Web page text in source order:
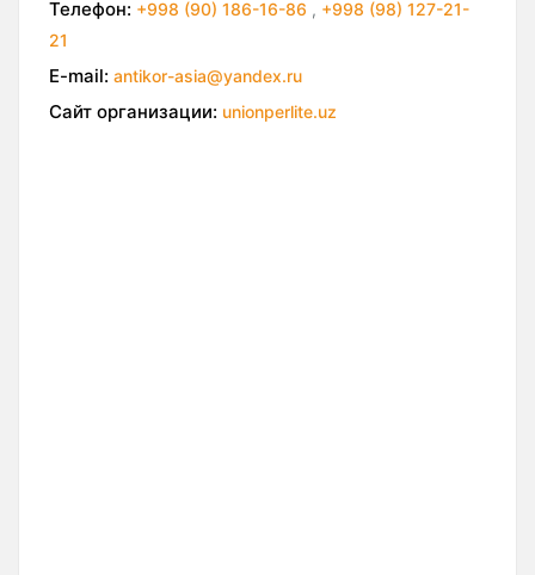
Телефон: +998 (90) 186-16-86 , +998 (98) 127-21-
21
E-mail: antikor-asia@yandex.ru
Сайт организации: unionperlite.uz